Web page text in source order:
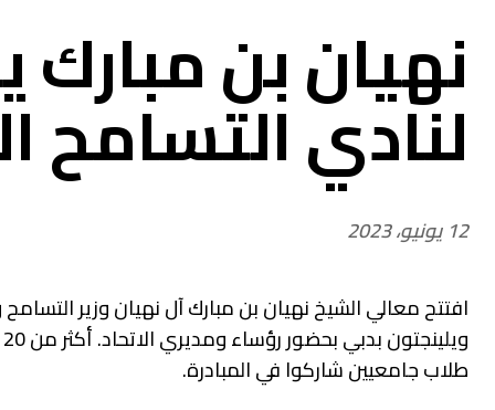
نهيان بن مبارك
لنادي التسامح
12 يونيو، 2023
افتتح معالي الشيخ نهيان بن مبارك آل نهيان وزير
طلاب جامعيين شاركوا في المبادرة.